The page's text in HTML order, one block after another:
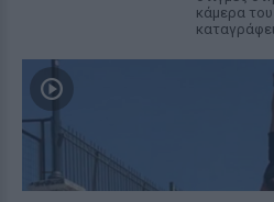
κάμερα
καταγράφει